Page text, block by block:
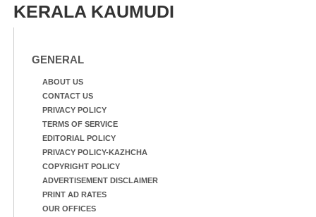
KERALA KAUMUDI
GENERAL
ABOUT US
CONTACT US
PRIVACY POLICY
TERMS OF SERVICE
EDITORIAL POLICY
PRIVACY POLICY-KAZHCHA
COPYRIGHT POLICY
ADVERTISEMENT DISCLAIMER
PRINT AD RATES
OUR OFFICES